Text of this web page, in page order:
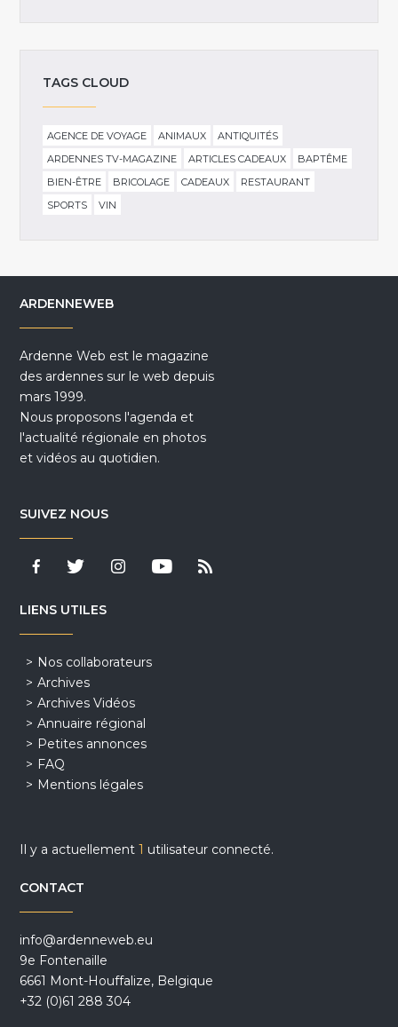
TAGS CLOUD
AGENCE DE VOYAGE ANIMAUX
ANTIQUITÉS
ARDENNES TV-MAGAZINE
ARTICLES CADEAUX
BAPTÊME
BIEN-ÊTRE
BRICOLAGE CADEAUX
RESTAURANT
SPORTS
VIN
ARDENNEWEB
Ardenne Web est le magazine
des ardennes sur le web depuis
mars 1999.
Nous proposons l'agenda et
l'actualité régionale en photos
et vidéos au quotidien.
SUIVEZ NOUS
LIENS UTILES
Nos collaborateurs
Archives
Archives Vidéos
Annuaire régional
Petites annonces
FAQ
Mentions légales
Il y a actuellement1 utilisateur connecté.
CONTACT
info@ardenneweb.eu
9e Fontenaille
6661 Mont-Houffalize, Belgique
+32 (0)61 288 304